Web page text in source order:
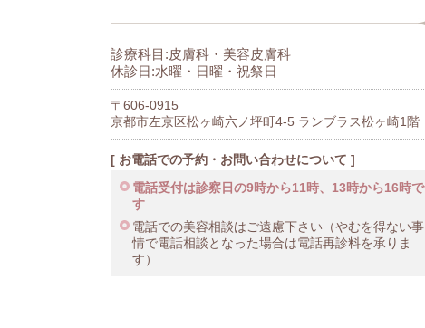
診療科目:皮膚科・美容皮膚科
休診日:水曜・日曜・祝祭日
〒606-0915
京都市左京区松ヶ崎六ノ坪町4-5 ランブラス松ヶ崎1階
[ お電話での予約・お問い合わせについて ]
電話受付は診察日の9時から11時、13時から16時で
す
電話での美容相談はご遠慮下さい（やむを得ない事
情で電話相談となった場合は電話再診料を承りま
す）